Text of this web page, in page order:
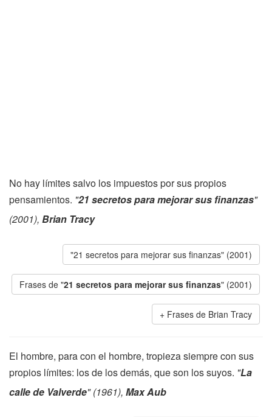
No hay límites salvo los impuestos por sus propios
pensamientos. "21 secretos para mejorar sus finanzas"
(2001), Brian Tracy
"21 secretos para mejorar sus finanzas" (2001)
Frases de "21 secretos para mejorar sus finanzas" (2001)
Frases de Brian Tracy
El hombre, para con el hombre, tropieza siempre con sus
propios límites: los de los demás, que son los suyos. "La
calle de Valverde" (1961), Max Aub